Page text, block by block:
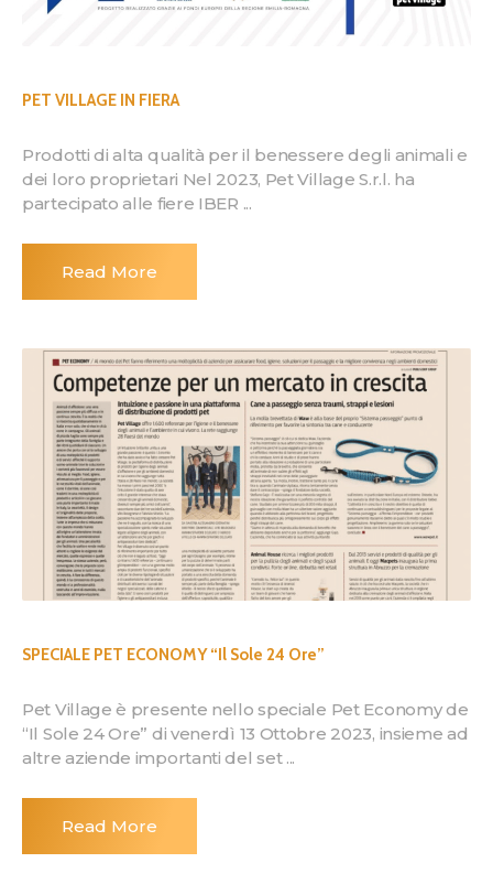
PET VILLAGE IN FIERA
Prodotti di alta qualità per il benessere degli animali e
dei loro proprietari Nel 2023, Pet Village S.r.l. ha
partecipato alle fiere IBER ...
Read More
SPECIALE PET ECONOMY “Il Sole 24 Ore”
Pet Village è presente nello speciale Pet Economy de
“Il Sole 24 Ore” di venerdì 13 Ottobre 2023, insieme ad
altre aziende importanti del set ...
Read More